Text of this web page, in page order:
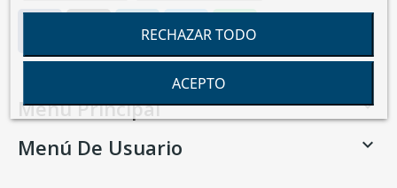
Menú Principal 
Menú De Usuario 
RECHAZAR TODO
ACEPTO